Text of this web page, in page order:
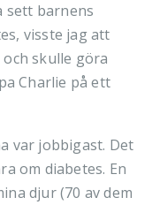
sett barnens
visste jag att
skulle göra
Charlie på ett
var jobbigast. Det
om diabetes. En
djur (70 av dem